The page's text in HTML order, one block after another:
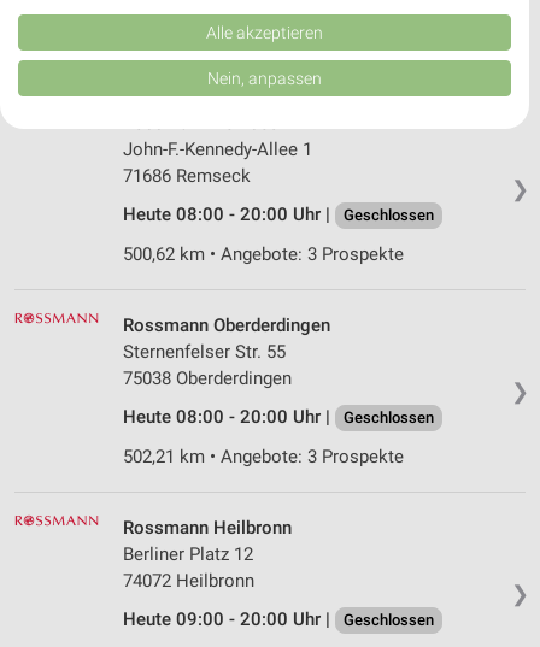
Heute 09:00 - 20:00 Uhr | Geschlossen
476,96 km
❯
John-F.-Kennedy-Allee 1
71686 Remseck
Heute 08:00 - 20:00 Uhr |
Geschlossen
500,62 km • Angebote: 3 Prospekte
❯
Rossmann Oberderdingen
Sternenfelser Str. 55
75038 Oberderdingen
Heute 08:00 - 20:00 Uhr |
Geschlossen
502,21 km • Angebote: 3 Prospekte
❯
Rossmann Heilbronn
Berliner Platz 12
74072 Heilbronn
Heute 09:00 - 20:00 Uhr |
Geschlossen
Kombinationen von Daten aus verschiedenen Quellen. Entwicklung und
Verbesserung der Angebote. Verwendung reduzierter Daten zur Auswahl
von Inhalten.
Daten können außerhalb der Europäischen Union weitergegeben und in die
Website/App.
Partnerliste anzeigen (1 IAB-Anbieter)
IAB-Verarbeitungszwecke:
Speichern von oder Zugriff auf Informationen
Verwendung reduzierter Daten zur Auswahl von
Werbeanzeigen
Erstellung von Profilen für personalisierte
Verwendung von Profilen zur Auswahl
Erstellung von Profilen zur Personalisierung
von Inhalten
Verwendung von Profilen zur Auswahl
Alle akzeptieren
Nein, anpassen